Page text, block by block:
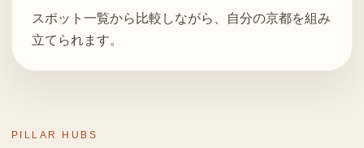
スポット一覧から比較しながら、自分の京都を組み
立てられます。
PILLAR HUBS